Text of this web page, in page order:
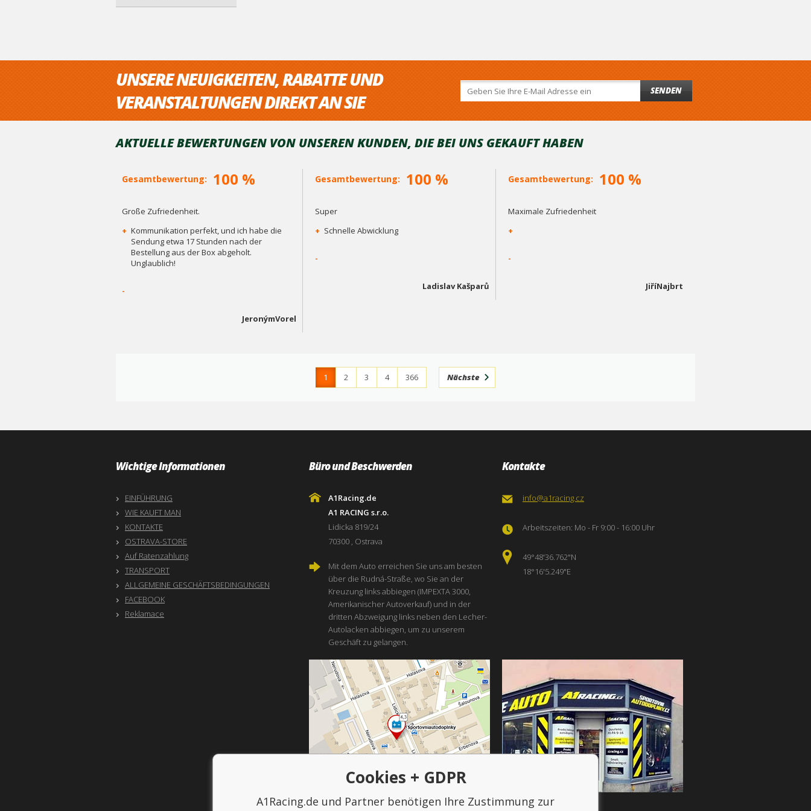
UNSERE NEUIGKEITEN, RABATTE UND
VERANSTALTUNGEN DIREKT AN SIE
SENDEN
AKTUELLE BEWERTUNGEN VON UNSEREN KUNDEN, DIE BEI ​​UNS GEKAUFT HABEN
Gesamtbewertung: 100 %
Große Zufriedenheit.
+ Kommunikation perfekt, und ich habe die
Sendung etwa 17 Stunden nach der
Bestellung aus der Box abgeholt.
Unglaublich!
-
JeronýmVorel
Gesamtbewertung: 100 %
Super
+ Schnelle Abwicklung
-
Ladislav Kašparů
Gesamtbewertung: 100 %
Maximale Zufriedenheit
+
-
JiříNajbrt
1 2 3 4 366 Nächste
Wichtige Informationen
EINFÜHRUNG
WIE KAUFT MAN
KONTAKTE
OSTRAVA-STORE
Auf Ratenzahlung
TRANSPORT
ALLGEMEINE GESCHÄFTSBEDINGUNGEN
FACEBOOK
Reklamace
Büro und Beschwerden
A1Racing.de
A1 RACING s.r.o.
Lidicka 819/24
70300 , Ostrava
Mit dem Auto erreichen Sie uns am besten
über die Rudná-Straße, wo Sie an der
Kreuzung links abbiegen (IMPEXTA 3000,
Amerikanischer Autoverkauf) und in der
dritten Abzweigung links neben den Lecher-
Autolacken abbiegen, um zu unserem
Geschäft zu gelangen.
Kontakte
info@a1racing.cz
Arbeitszeiten: Mo - Fr 9:00 - 16:00 Uhr
49°48'36.762"N
18°16'5.249"E
Cookies + GDPR
A1Racing.de und Partner benötigen Ihre Zustimmung zur